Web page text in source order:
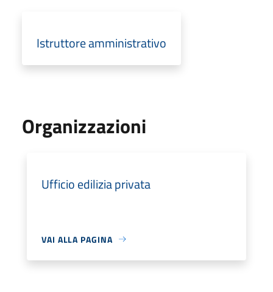
Istruttore amministrativo
Organizzazioni
Ufficio edilizia privata
VAI ALLA PAGINA